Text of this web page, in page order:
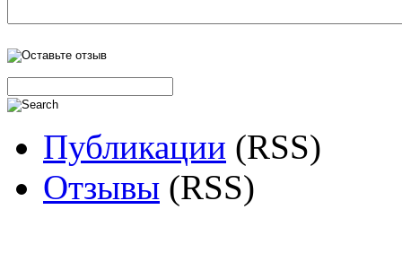
Публикации (RSS)
Отзывы (RSS)